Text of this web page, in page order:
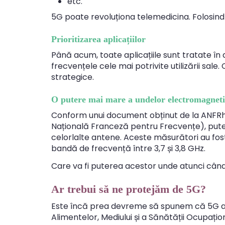
5G poate revoluționa telemedicina.
Prioritizarea aplicațiilor
Până acum, toate aplicațiile sunt tratate în
frecvențele cele mai potrivite utilizării
strategice.
O putere mai mare a undelor
Conform unui document obținut de la ANFR
Națională Franceză pentru Frecvențe),
celorlalte antene. Aceste măsurători au
bandă de frecvență între 3,7 și 3,8 GHz.
Care va fi puterea acestor unde atunci
Ar trebui să ne protejăm de 5G?
Este încă prea devreme să spunem că 5G
Alimentelor, Mediului și a Sănătății